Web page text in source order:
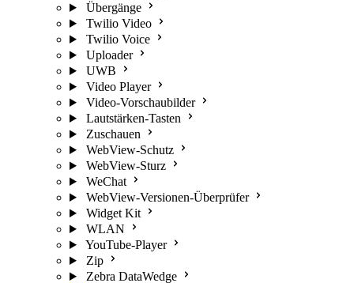
Übergänge
Twilio Video
Twilio Voice
Uploader
UWB
Video Player
Video-Vorschaubilder
Lautstärken-Tasten
Zuschauen
WebView-Schutz
WebView-Sturz
WeChat
WebView-Versionen-Überprüfer
Widget Kit
WLAN
YouTube-Player
Zip
Zebra DataWedge